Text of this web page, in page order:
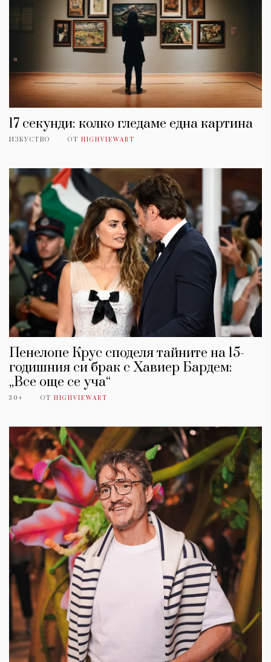
17 секунди: колко гледаме една картина
ИЗКУСТВО ОТ HIGHVIEWART
Пенелопе Крус споделя тайните на 15-
годишния си брак с Хавиер Бардем:
„Все още се уча“
30+ ОТ HIGHVIEWART